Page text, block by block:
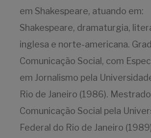
em Shakespeare, atuando em:
Shakespeare, dramaturgia,
inglesa e norte-americana.
Comunicação Social, com
em Jornalismo pela
Rio de Janeiro (1986).
Comunicação Social pela
Federal do Rio de Janeiro